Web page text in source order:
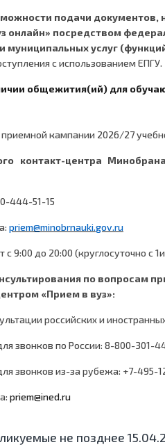
подачи документов,
онлайн» посредством
муниципальных услуг
с использованием ЕПГУ.
общежития(ий) для
кампании 2026/27
контакт-центра
444-51-15
priem@minobrnauki.gov.ru
9:00 до 20:00 (круглосуточно с
по вопросам
«Прием в вуз»:
российских и
звонков по России: 8-800-301-
звонков из-за рубежа: +7-495-
priem@ined.ru
не позднее